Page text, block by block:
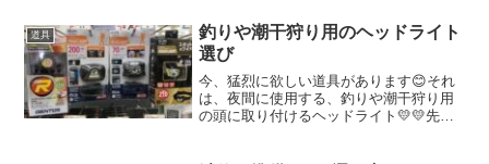
した😁❣️そして、釣具の...
道具
釣りや潮干狩り用のヘッドライト
選び
今、猛烈に欲しい道具があります😊それ
は、夜間に使用する、釣りや潮干狩り用
の頭に取り付けるヘッドライト💛💛先